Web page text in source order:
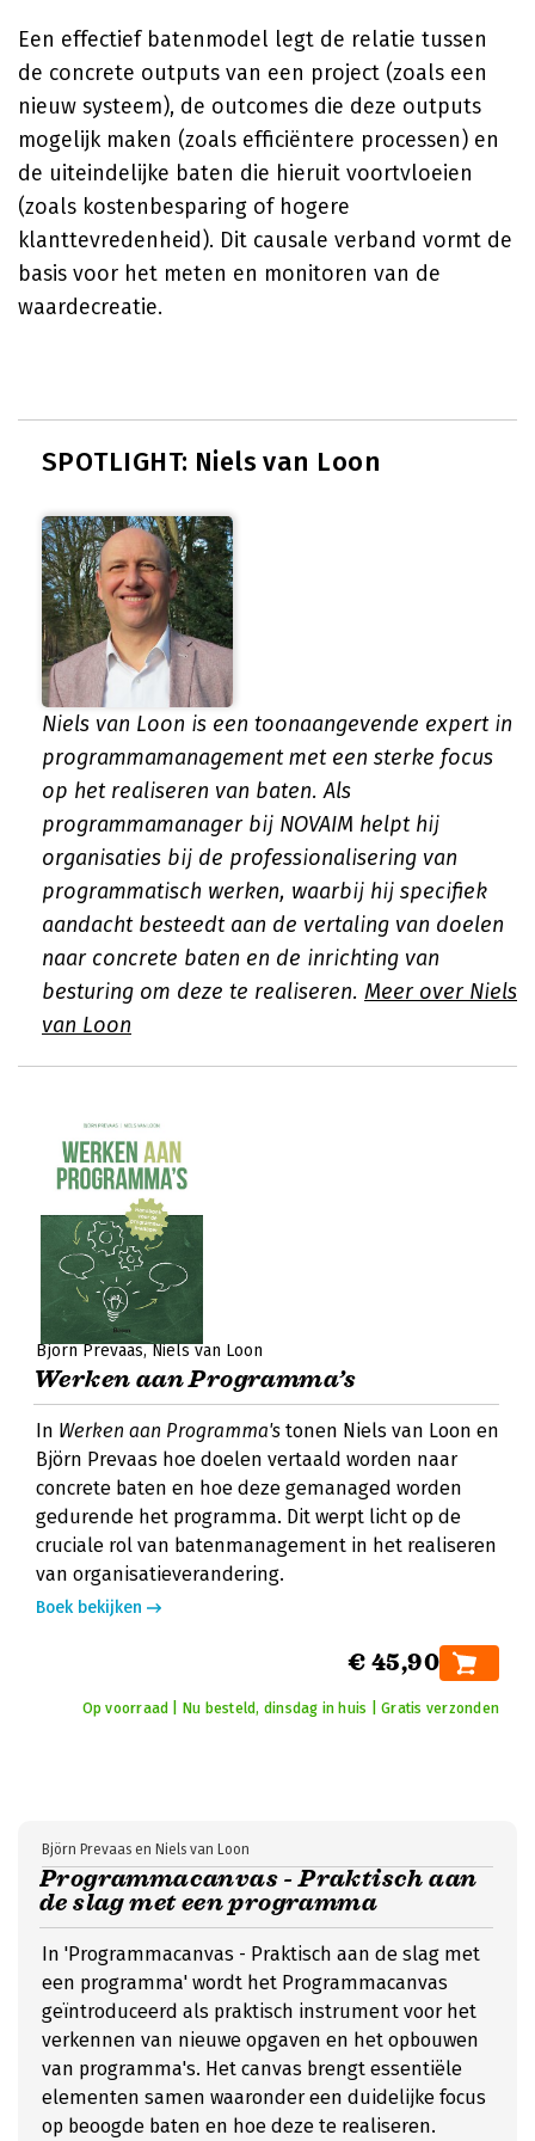
Een effectief batenmodel legt de relatie tussen
de concrete outputs van een project (zoals een
nieuw systeem), de outcomes die deze outputs
mogelijk maken (zoals efficiëntere processen) en
de uiteindelijke baten die hieruit voortvloeien
(zoals kostenbesparing of hogere
klanttevredenheid). Dit causale verband vormt de
basis voor het meten en monitoren van de
waardecreatie.
SPOTLIGHT: Niels van Loon
Niels van Loon is een toonaangevende expert in
programmamanagement met een sterke focus
op het realiseren van baten. Als
programmamanager bij NOVAIM helpt hij
organisaties bij de professionalisering van
programmatisch werken, waarbij hij specifiek
aandacht besteedt aan de vertaling van doelen
naar concrete baten en de inrichting van
besturing om deze te realiseren. Meer over Niels
van Loon
Björn Prevaas Niels van Loon
Werken aan Programma’s
In Werken aan Programma's tonen Niels van Loon en
Björn Prevaas hoe doelen vertaald worden naar
concrete baten en hoe deze gemanaged worden
gedurende het programma. Dit werpt licht op de
cruciale rol van batenmanagement in het realiseren
van organisatieverandering.
Boek bekijken
€ 45,90
Op voorraad | Nu besteld, dinsdag in huis | Gratis verzonden
Programmacanvas - Praktisch aan
de slag met een programma
Björn Prevaas en Niels van Loon
In 'Programmacanvas - Praktisch aan de slag met
een programma' wordt het Programmacanvas
geïntroduceerd als praktisch instrument voor het
verkennen van nieuwe opgaven en het opbouwen
van programma's. Het canvas brengt essentiële
elementen samen waaronder een duidelijke focus
op beoogde baten en hoe deze te realiseren.